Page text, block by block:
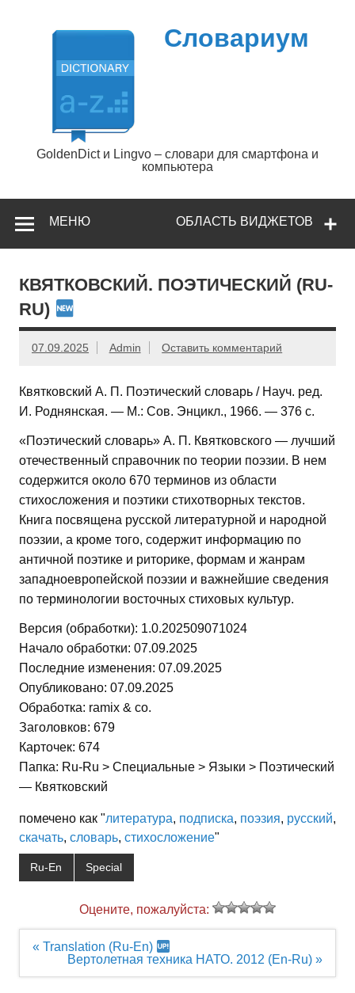
содержимому
Словариум
GoldenDict и Lingvo – словари для смартфона и
компьютера
ОБЛАСТЬ ВИДЖЕТОВ
МЕНЮ
КВЯТКОВСКИЙ. ПОЭТИЧЕСКИЙ (RU-
RU)
07.09.2025 Admin Оставить комментарий
Квятковский А. П. Поэтический словарь / Науч. ред.
И. Роднянская. — М.: Сов. Энцикл., 1966. — 376 с.
«Поэтический словарь» А. П. Квятковского — лучший
отечественный справочник по теории поэзии. В нем
содержится около 670 терминов из области
стихосложения и поэтики стихотворных текстов.
Книга посвящена русской литературной и народной
поэзии, а кроме того, содержит информацию по
античной поэтике и риторике, формам и жанрам
западноевропейской поэзии и важнейшие сведения
по терминологии восточных стиховых культур.
Версия (обработки): 1.0.202509071024
Начало обработки: 07.09.2025
Последние изменения: 07.09.2025
Опубликовано: 07.09.2025
Обработка: ramix & co.
Заголовков: 679
Карточек: 674
Папка: Ru-Ru > Специальные > Языки > Поэтический
— Квятковский
помечено как "литература, подписка, поэзия, русский,
скачать, словарь, стихосложение"
Ru-En Special
Оцените, пожалуйста:
Навигация
« Translation (Ru-En)
Вертолетная техника НАТО. 2012 (En-Ru) »